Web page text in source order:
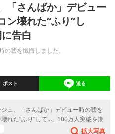
「さんばか」デビュー
ン壊れた“ふり”し
告白
嘘を懺悔しました。
ポスト 送る
ュ、「さんばか」デビュー時の嘘を
れた“ふり”して…」100万人突破を期
拡大写真